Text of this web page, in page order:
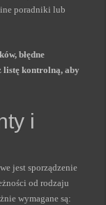
poradniki lub
błędne
listę kontrolną, aby
i
jest sporządzenie
od rodzaju
wymagane są: